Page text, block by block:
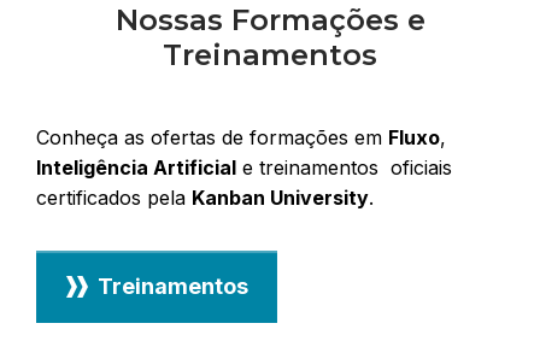
Nossas Formações e
Treinamentos
Conheça as ofertas de formações em Fluxo,
Inteligência Artificial e treinamentos oficiais
certificados pela Kanban University.
Treinamentos